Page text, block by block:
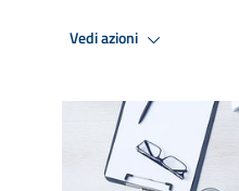
Vedi azioni